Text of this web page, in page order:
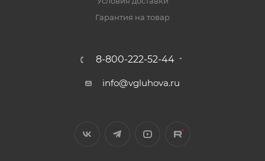
Гарантия на товар
8-800-222-52-44
info@vgluhova.ru